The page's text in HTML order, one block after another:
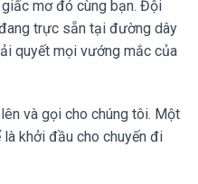
mơ đó cùng bạn. Đội
trực sẵn tại đường dây
quyết mọi vướng mắc của
và gọi cho chúng tôi. Một
khởi đầu cho chuyến đi